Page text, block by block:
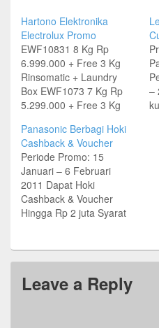
Hartono Elektronika
Electrolux Promo
EWF10831 8 Kg Rp
6.999.000 + Free 3 Kg
Rinsomatic + Laundry
Box EWF1073 7 Kg Rp
5.299.000 + Free 3 Kg
Box EWF85761 7 Kg Rp
4.099.000 + + Free 1 Kg
Rinsomatic EWT905 9 kg
Rp 3.559.000 + Free
Cover Washer Syarat dan
ketentuan berlaku…
–
Panasonic Berbagi Hoki
Cashback & Voucher
Periode Promo: 15
Januari – 6 Februari
2011 Dapat Hoki
Cashback & Voucher
Hingga Rp 2 juta Syarat
400 liter akan
sodexo senilai Rp 500
ribu dan cashback Rp
Leave a Reply